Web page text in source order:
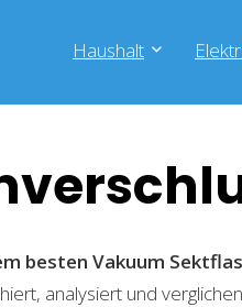
Haushalt
besten Vakuum
analysiert und